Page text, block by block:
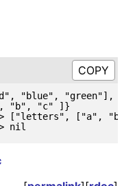
"blue", "green"],
"b", "c" ]}
["letters", ["a",